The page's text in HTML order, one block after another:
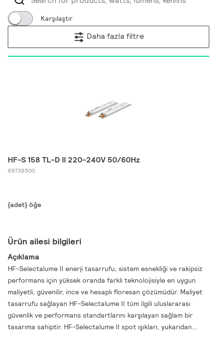
Karşılaştır
Daha fazla filtre
HF-S 158 TL-D II 220-240V 50/60Hz
89739500
{adet} öğe
Ürün ailesi bilgileri
Açıklama
HF-Selectalume II enerji tasarrufu, sistem esnekliği ve rakipsiz
performans için yüksek oranda farklı teknolojisiyle en uygun
maliyetli, güvenilir, ince ve hesaplı floresan çözümüdür. Maliyet
tasarrufu sağlayan HF-Selectalume II tüm ilgili uluslararası
güvenlik ve performans standartlarını karşılayan sağlam bir
tasarıma sahiptir. HF-Selectalume II spot ışıkları, yukarıdan